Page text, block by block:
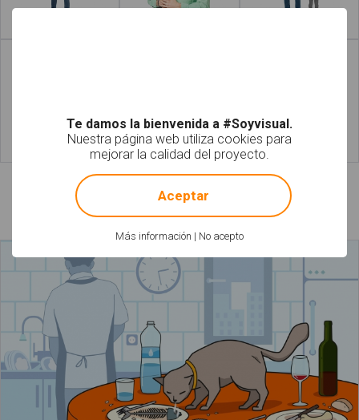
Leer más Leer más
Láminas relacionadas
Te damos la bienvenida a #Soyvisual.
Nuestra página web utiliza cookies para
mejorar la calidad del proyecto.
Más información | No acepto
! Not valid!
Aceptar